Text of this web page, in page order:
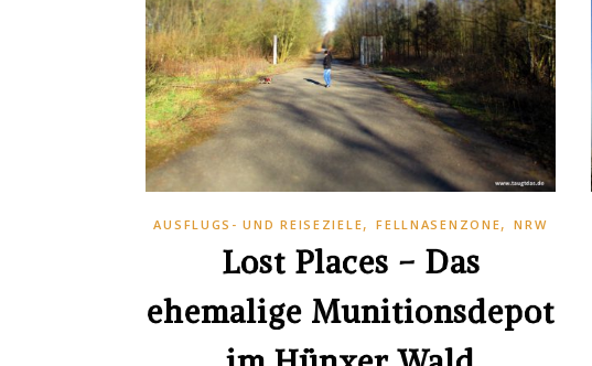
AUSFLUGS- UND REISEZIELE,FELLNASENZONE,NRW
Lost Places – Das
ehemalige Munitionsdepot